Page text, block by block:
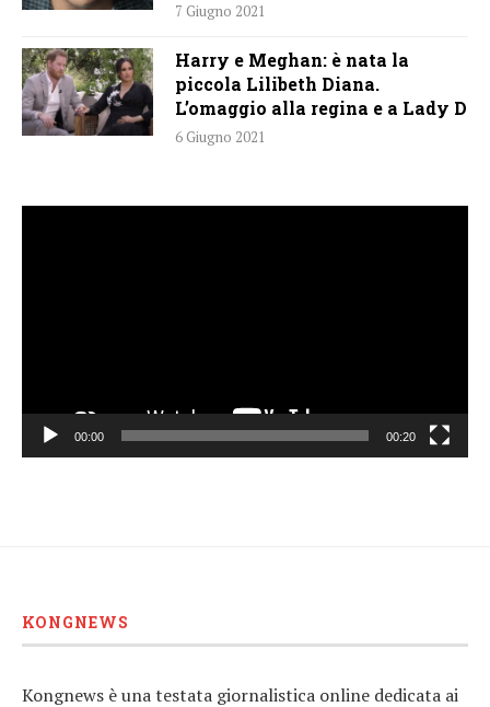
7 Giugno 2021
Harry e Meghan: è nata la
piccola Lilibeth Diana.
L’omaggio alla regina e a Lady D
6 Giugno 2021
00:00 00:20
KONGNEWS
Kongnews è una testata giornalistica online dedicata ai